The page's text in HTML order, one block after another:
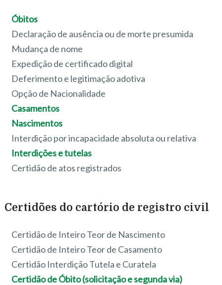
Óbitos
Declaração de ausência ou de morte presumida
Mudança de nome
Expedição de certificado digital
Deferimento e legitimação adotiva
Opção de Nacionalidade
Casamentos
Nascimentos
Interdição por incapacidade absoluta ou relativa
Interdições e tutelas
Certidão de atos registrados
Certidões do cartório de registro civil
Certidão de Inteiro Teor de Nascimento
Certidão de Inteiro Teor de Casamento
Certidão Interdição Tutela e Curatela
Certidão de Óbito (solicitação e segunda via)